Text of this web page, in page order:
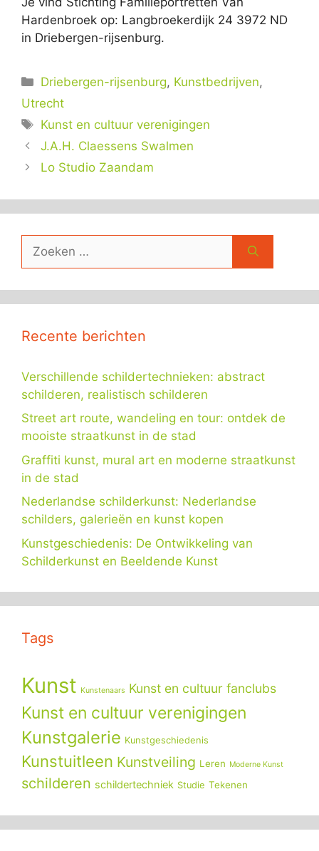
Hardenbroek op: Langbroekerdijk 24 3972 ND
in Driebergen-rijsenburg.
Categorieën
Driebergen-rijsenburg, Kunstbedrijven,
Utrecht
Tags
Kunst en cultuur verenigingen
J.A.H. Claessens Swalmen
Lo Studio Zaandam
naar:
Recente berichten
Verschillende schildertechnieken: abstract
schilderen, realistisch schilderen
Street art route, wandeling en tour: ontdek de
mooiste straatkunst in de stad
Graffiti kunst, mural art en moderne straatkunst
in de stad
Nederlandse schilderkunst: Nederlandse
schilders, galerieën en kunst kopen
Kunstgeschiedenis: De Ontwikkeling van
Schilderkunst en Beeldende Kunst
Tags
Kunst Kunstenaars Kunst en cultuur fanclubs
Kunst en cultuur verenigingen
Kunstgalerie Kunstgeschiedenis
Kunstuitleen Kunstveiling Leren Moderne Kunst
schilderen schildertechniek Studie Tekenen